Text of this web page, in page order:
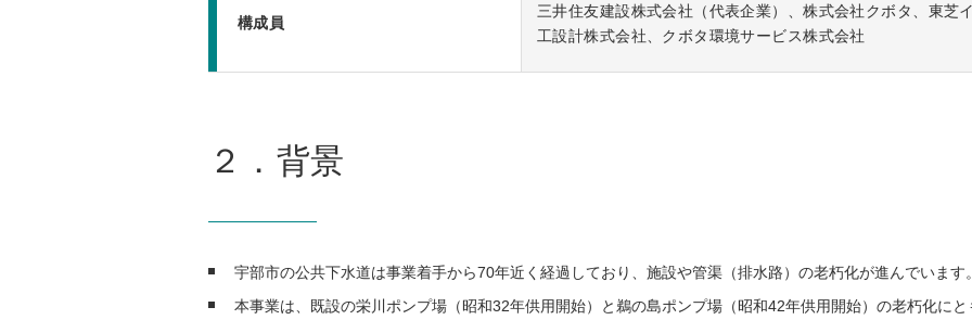
構成員
三井住友建設株式会社（代表企業）、株式会社クボタ、東芝
工設計株式会社、クボタ環境サービス株式会社
２．背景
宇部市の公共下水道は事業着手から70年近く経過しており、施設や管渠（排水路）の老朽化が進んでいます
本事業は、既設の栄川ポンプ場（昭和32年供用開始）と鵜の島ポンプ場（昭和42年供用開始）の老朽化に